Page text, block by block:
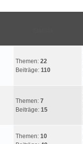
Themen: 22
Beiträge: 110
Themen: 7
Beiträge: 15
Themen: 10